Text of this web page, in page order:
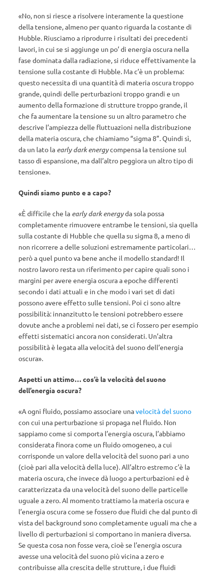
«No, non si riesce a risolvere interamente la questione
della tensione, almeno per quanto riguarda la costante di
Hubble. Riusciamo a riprodurre i risultati dei precedenti
lavori, in cui se si aggiunge un po’ di energia oscura nella
fase dominata dalla radiazione, si riduce effettivamente la
tensione sulla costante di Hubble. Ma c’è un problema:
questo necessita di una quantità di materia oscura troppo
grande, quindi delle perturbazioni troppo grandi e un
aumento della formazione di strutture troppo grande, il
che fa aumentare la tensione su un altro parametro che
descrive l’ampiezza delle fluttuazioni nella distribuzione
della materia oscura, che chiamiamo “sigma 8”. Quindi sì,
da un lato la early dark energycompensa la tensione sul
tasso di espansione, ma dall’altro peggiora un altro tipo di
tensione».
Quindi siamo punto e a capo?
«È difficile che la early dark energyda sola possa
completamente rimuovere entrambe le tensioni, sia quella
sulla costante di Hubble che quella su sigma 8, a meno di
non ricorrere a delle soluzioni estremamente particolari…
però a quel punto va bene anche il modello standard! Il
nostro lavoro resta un riferimento per capire quali sono i
margini per avere energia oscura a epoche differenti
secondo i dati attuali e in che modo i vari set di dati
possono avere effetto sulle tensioni. Poi ci sono altre
possibilità: innanzitutto le tensioni potrebbero essere
dovute anche a problemi nei dati, se ci fossero per esempio
effetti sistematici ancora non considerati. Un’altra
possibilità è legata alla velocità del suono dell’energia
oscura».
Aspetti un attimo… cos’è la velocità del suono
dell’energia oscura?
«A ogni fluido, possiamo associare unavelocità del suono
con cui una perturbazione si propaga nel fluido. Non
sappiamo come si comporta l’energia oscura, l’abbiamo
considerata finora come un fluido omogeneo, a cui
corrisponde un valore della velocità del suono pari a uno
(cioè pari alla velocità della luce). All’altro estremo c’è la
materia oscura, che invece dà luogo a perturbazioni ed è
caratterizzata da una velocità del suono delle particelle
uguale a zero. Al momento trattiamo la materia oscura e
l’energia oscura come se fossero due fluidi che dal punto di
vista del background sono completamente uguali ma che a
livello di perturbazioni si comportano in maniera diversa.
Se questa cosa non fosse vera, cioè se l’energia oscura
avesse una velocità del suono più vicina a zero e
contribuisse alla crescita delle strutture, i due fluidi